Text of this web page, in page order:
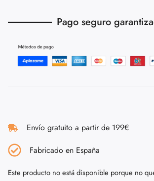
Pago seguro
Envío gratuito a partir de 199€
Fabricado en España
Este producto no está disponible porque no